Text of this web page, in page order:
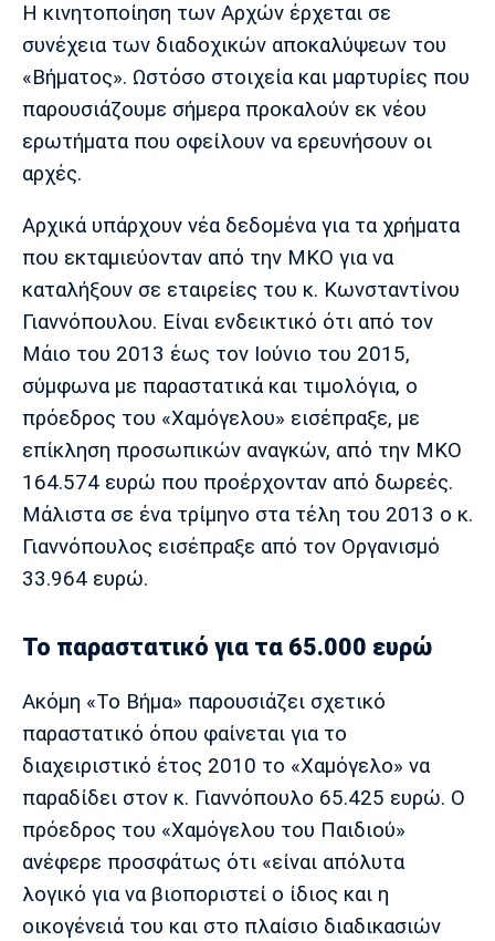
Η κινητοποίηση των Αρχών έρχεται σε
συνέχεια των διαδοχικών αποκαλύψεων του
«Βήματος». Ωστόσο στοιχεία και μαρτυρίες που
παρουσιάζουμε σήμερα προκαλούν εκ νέου
ερωτήματα που οφείλουν να ερευνήσουν οι
αρχές.
Αρχικά υπάρχουν νέα δεδομένα για τα χρήματα
που εκταμιεύονταν από την ΜΚΟ για να
καταλήξουν σε εταιρείες του κ. Κωνσταντίνου
Γιαννόπουλου. Είναι ενδεικτικό ότι από τον
Μάιο του 2013 έως τον Ιούνιο του 2015,
σύμφωνα με παραστατικά και τιμολόγια, ο
πρόεδρος του «Χαμόγελου» εισέπραξε, με
επίκληση προσωπικών αναγκών, από την ΜΚΟ
164.574 ευρώ που προέρχονταν από δωρεές.
Μάλιστα σε ένα τρίμηνο στα τέλη του 2013 ο κ.
Γιαννόπουλος εισέπραξε από τον Οργανισμό
33.964 ευρώ.
Το παραστατικό για τα 65.000 ευρώ
Ακόμη «Το Βήμα» παρουσιάζει σχετικό
παραστατικό όπου φαίνεται για το
διαχειριστικό έτος 2010 το «Χαμόγελο» να
παραδίδει στον κ. Γιαννόπουλο 65.425 ευρώ. Ο
πρόεδρος του «Χαμόγελου του Παιδιού»
ανέφερε προσφάτως ότι «είναι απόλυτα
λογικό για να βιοποριστεί ο ίδιος και η
οικογένειά του και στο πλαίσιο διαδικασιών